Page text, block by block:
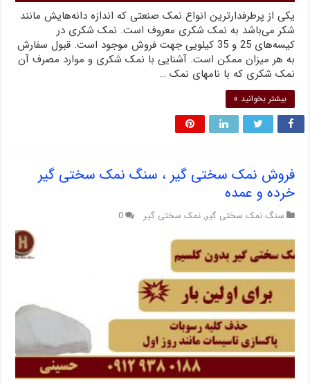
یکی از پرطرفدارترین انواع نمک صنعتی که اندازه دانه‌هایش مانند
شکر می‌باشد به نمک شکری معروف است. نمک شکری در
کیسه‌های 25 و 35 کیلویی جهت فروش موجود است. قبول سفارش
به هر میزان ممکن است. آشنایی با نمک شکری و موارد مصرف آن
نمک شکری که با نامهای نمک …
بیشتر بخوانید »
فروش نمک سختی گیر ، سنگ نمک سختی گیر
خرده و عمده
سنگ نمک سختی گیر, نمک سختی گیر 0